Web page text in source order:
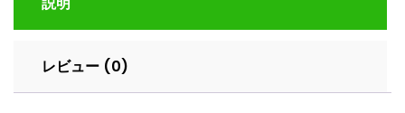
ョ
ー
レビュー (0)